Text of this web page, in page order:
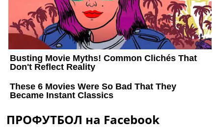
ПРОФУТБОЛ на Facebook